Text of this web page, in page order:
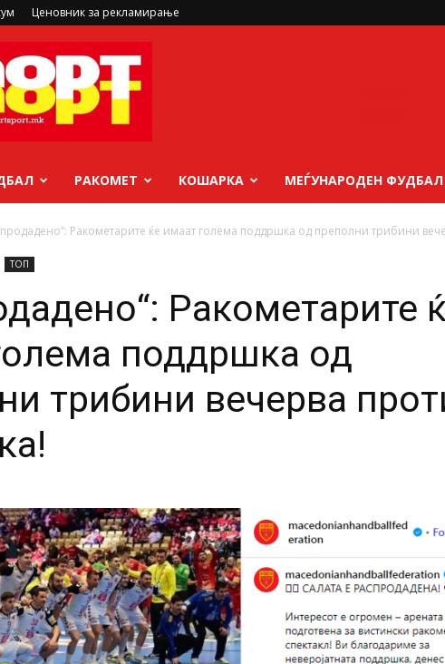
Ценовник за рекламирање
РАКОМЕТ КОШАРКА МЕЃУНАРОДЕН ФУДБАЛ
Ракометарите ќе имаат голема поддршка од преполни трибини
ТОП
Ракометарите
поддршка од
трибини вечерва